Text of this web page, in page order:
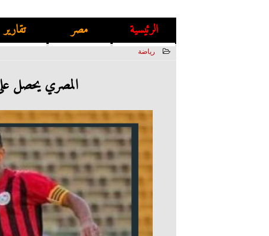
الرئيسية مصر تقارير
رياضة
المصري يحصل